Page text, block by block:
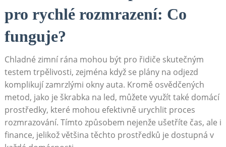
pro rychlé rozmrazení: ⁣Co‍
funguje?
Chladné zimní‍ rána mohou být pro řidiče skutečným
testem trpělivosti, zejména když se plány⁢ na odjezd
komplikují zamrzlými okny auta. Kromě osvědčených
metod, jako je škrabka na ‌led, můžete využít také domácí
prostředky, které mohou efektivně urychlit proces
rozmrazování.⁤ Tímto způsobem nejenže ušetříte čas, ale i
⁣finance, jelikož většina těchto prostředků je dostupná v